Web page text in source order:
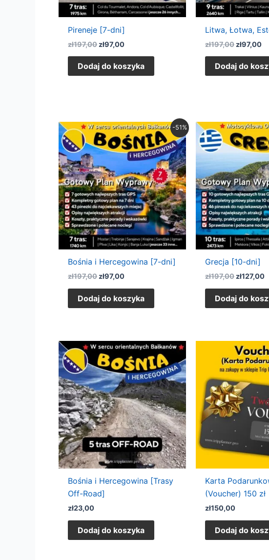
Pireneje [7-dni]
zł197,00 zł97,00
Dodaj do koszyka
Litwa, Łotwa,
zł197,00 zł97,00
Dodaj do
-51%
Bośnia i Hercegowina [7-dni]
zł197,00
Pierwotna
cena
wynosiła:
zł197,00.
zł97,00
Aktualna
cena
wynosi:
zł97,00.
Dodaj do koszyka
Grecja [10-dni]
zł197,00
cena
wynosiła:
zł197,00.
zł127,00
Dodaj do
Bośnia i Hercegowina [Trasy
Off-Road]
zł23,00
Dodaj do koszyka
Karta
(Voucher) 150 zł
zł150,00
Dodaj do